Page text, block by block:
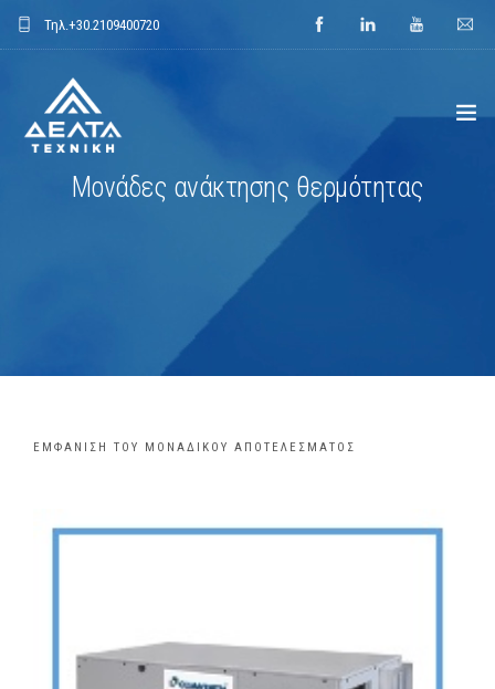
Τηλ.+30.2109400720
ΑΡΧΙΚΗ
MEDIA
ΕΥΚΑΙΡΙΕΣ ΕΡΓΑΣΙΑΣ
Μονάδες ανάκτησης θερμότητας
ΕΜΦΆΝΙΣΗ ΤΟΥ ΜΟΝΑΔΙΚΟΎ ΑΠΟΤΕΛΈΣΜΑΤΟΣ